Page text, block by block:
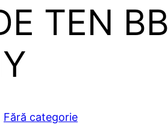
TEN BB
Fără categorie